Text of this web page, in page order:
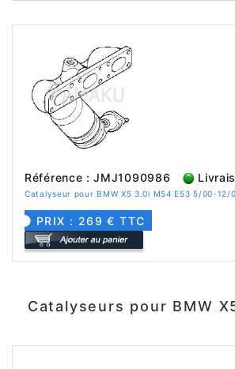
Référence : JMJ1090986
Catalyseur pour BMW X5 3.0i M54 E53 5/00-12/
PRIX : 269 € TTC
Catalyseurs pour BMW